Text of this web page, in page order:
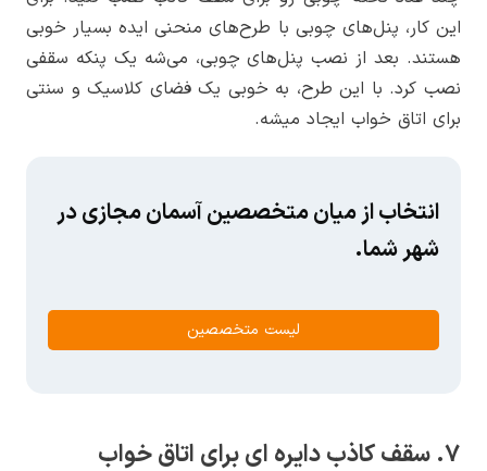
این کار، پنل‌های چوبی با طرح‌های منحنی ایده بسیار خوبی
هستند. بعد از نصب پنل‌های چوبی، می‌شه یک پنکه سقفی
نصب کرد. با این طرح، به خوبی یک فضای کلاسیک و سنتی
برای اتاق خواب ایجاد میشه.
انتخاب از میان متخصصین آسمان مجازی در
شهر شما.
لیست متخصصین
7. سقف کاذب دایره ای برای اتاق خواب